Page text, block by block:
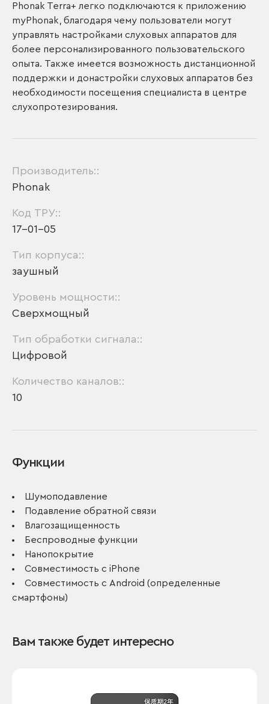
Phonak Terra+ легко подключаются к приложению
myPhonak, благодаря чему пользователи могут
управлять настройками слуховых аппаратов для
более персонализированного пользовательского
опыта. Также имеется возможность дистанционной
поддержки и донастройки слуховых аппаратов без
необходимости посещения специалиста в центре
слухопротезирования.
Производитель::
Phonak
Код ТРУ::
17-01-05
Тип корпуса::
заушный
Уровень мощности::
Сверхмощный
Тип обработки сигнала::
Цифровой
Количество каналов::
10
Функции
Шумоподавление
Подавление обратной связи
Влагозащищенность
Беспроводные функции
Нанопокрытие
Совместимость с iPhone
Совместимость с Android (определенные
смартфоны)
Вам также будет интересно